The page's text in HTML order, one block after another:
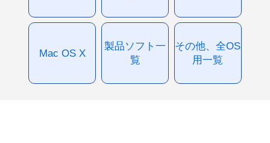
Mac OS X
製品ソフト一
覧
その他、全OS
用一覧